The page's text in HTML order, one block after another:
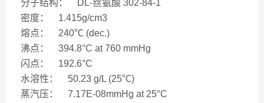
分子结构： DL-丝氨酸 302-84-1
密度： 1.415g/cm3
熔点： 240℃ (dec.)
沸点： 394.8°C at 760 mmHg
闪点： 192.6°C
水溶性： 50.23 g/L (25℃)
蒸汽压： 7.17E-08mmHg at 25°C